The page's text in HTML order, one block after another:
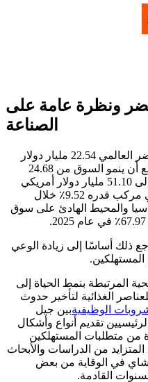
ونظرة عامة على
الصناعة
بلغت قيمة حجم سوق الشاي الأخضر العالمي 22.54 مليار دولار
أمريكي في عام 2025. ومن المتوقع أن ينمو السوق من 24.68
مليار دولار أمريكي في عام 2026 إلى 51.10 مليار دولار أمريكي
بحلول عام 2034، بمعدل نمو سنوي مركب قدره 9.52٪ خلال
والمحيط الهادئ على سوق
ذلك أساسًا إلى زيادة الوعي
المرتبطة بنمط الحياة إلى
الغذائية لتأخير حدوث
الوظيفيةبين جيل
تقديم أنواع وأشكال
من متطلبات المستهلكين
من الدراسات والأبحاث
في الوقاية من بعض
القادمة.